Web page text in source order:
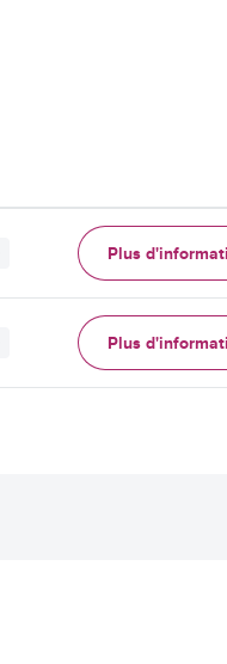
Plus
Plus